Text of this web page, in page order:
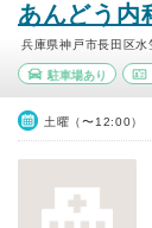
あんどう内
兵庫県神戸市長田区水
駐車場あり
土曜（〜12:00）